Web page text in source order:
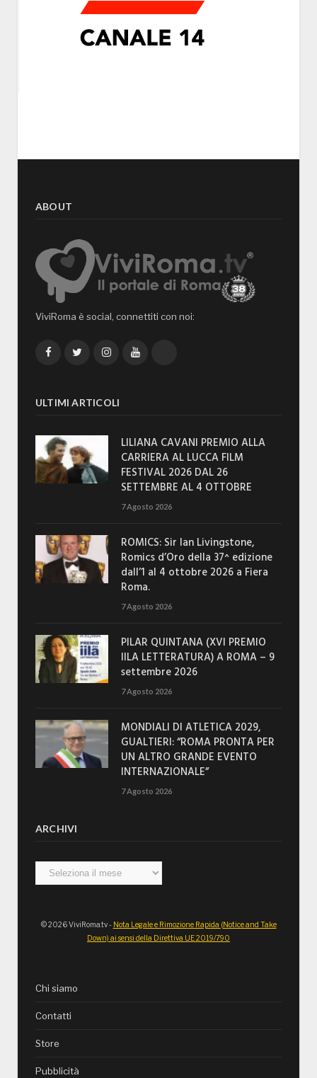
ABOUT
ViviRoma è social, connettiti con noi:
FacebookTwitterInstagramYouTube
ULTIMI ARTICOLI
LILIANA CAVANI PREMIO ALLA
CARRIERA AL LUCCA FILM
FESTIVAL 2026 DAL 26
SETTEMBRE AL 4 OTTOBRE
7 Agosto 2026
ROMICS: Sir Ian Livingstone,
Romics d’Oro della 37^ edizione
dall’1 al 4 ottobre 2026 a Fiera
Roma.
7 Agosto 2026
PILAR QUINTANA (XVI PREMIO
IILA LETTERATURA) A ROMA – 9
settembre 2026
7 Agosto 2026
MONDIALI DI ATLETICA 2029,
GUALTIERI: “ROMA PRONTA PER
UN ALTRO GRANDE EVENTO
INTERNAZIONALE”
7 Agosto 2026
ARCHIVI
Archivi
© 2026 ViviRoma.tv - Nota Legale e Rimozione Rapida (Notice and Take
Down) ai sensi della Direttiva UE 2019/790
Chi siamo
Contatti
Store
Pubblicità